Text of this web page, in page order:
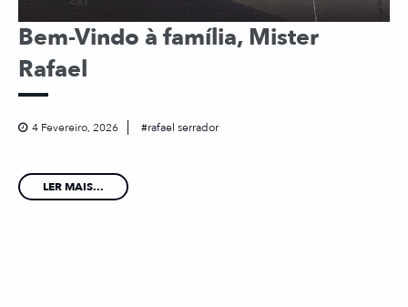
Bem-Vindo à família, Mister
Rafael
4 Fevereiro, 2026 rafael serrador
LER MAIS...